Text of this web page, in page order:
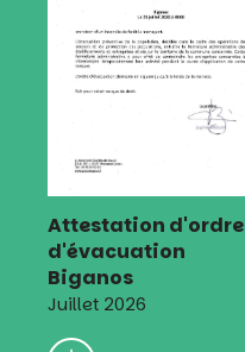
Attestation d'ordre
d'évacuation
Biganos
Juillet 2026